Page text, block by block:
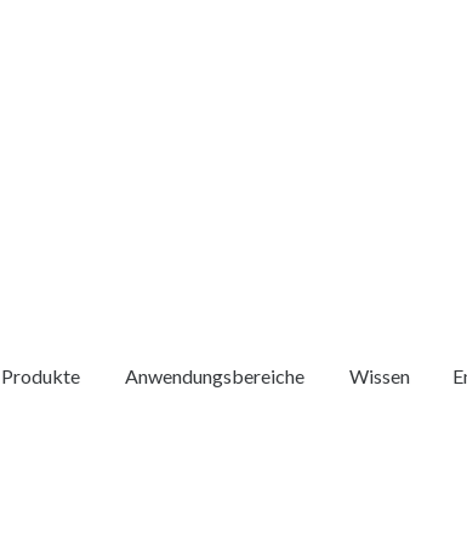
Produkte Anwendungsbereiche Wissen